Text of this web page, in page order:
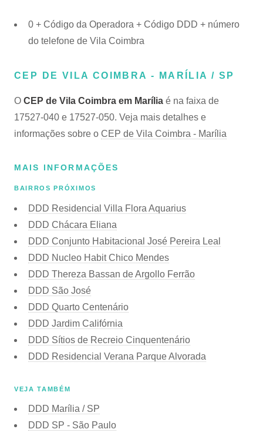
0 + Código da Operadora + Código DDD + número
do telefone de Vila Coimbra
CEP DE VILA COIMBRA - MARÍLIA / SP
O CEP de Vila Coimbra em Marília é na faixa de
17527-040 e 17527-050. Veja mais detalhes e
informações sobre o CEP de Vila Coimbra - Marília
MAIS INFORMAÇÕES
BAIRROS PRÓXIMOS
DDD Residencial Villa Flora Aquarius
DDD Chácara Eliana
DDD Conjunto Habitacional José Pereira Leal
DDD Nucleo Habit Chico Mendes
DDD Thereza Bassan de Argollo Ferrão
DDD São José
DDD Quarto Centenário
DDD Jardim Califórnia
DDD Sítios de Recreio Cinquentenário
DDD Residencial Verana Parque Alvorada
VEJA TAMBÉM
DDD Marília / SP
DDD SP - São Paulo